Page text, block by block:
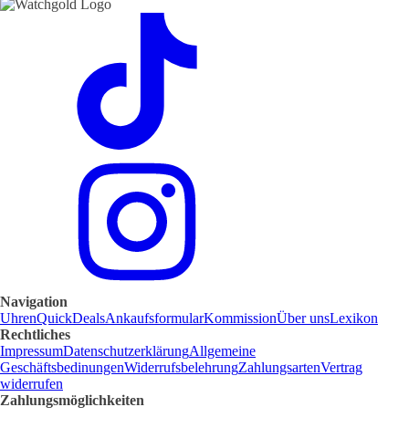
Navigation
UhrenQuickDealsAnkaufsformularKommissionÜber unsLexikon
Rechtliches
ImpressumDatenschutzerklärungAllgemeine
GeschäftsbedinungenWiderrufsbelehrungZahlungsartenVertrag
widerrufen
Zahlungsmöglichkeiten